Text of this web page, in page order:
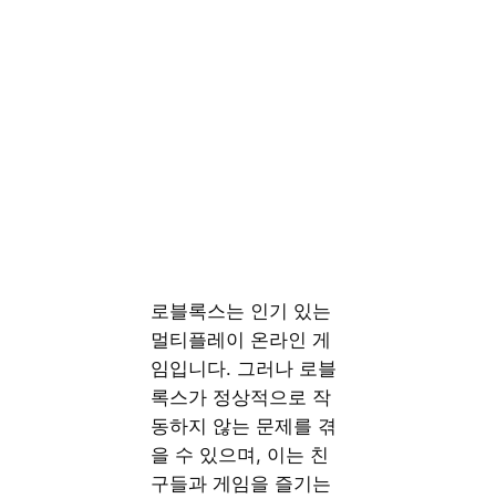
로블록스는 인기 있는
멀티플레이 온라인 게
임입니다. 그러나 로블
록스가 정상적으로 작
동하지 않는 문제를 겪
을 수 있으며, 이는 친
구들과 게임을 즐기는